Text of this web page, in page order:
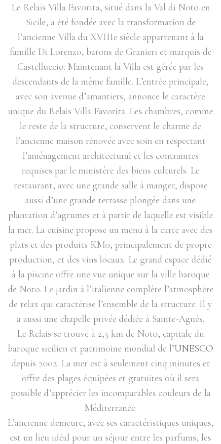
Le Relais Villa Favorita, situé dans la Val di Noto en
Sicile, a été fondée avec la transformation de
l’ancienne Villa du XVIIIe siècle appartenant à la
famille Di Lorenzo, barons de Granieri et marquis de
Castelluccio. Maintenant la Villa est gérée par les
descendants de la même famille. L’entrée principale,
avec son avenue d’amantiers, annonce le caractère
unique du Relais Villa Favorita. Les chambres, comme
le reste de la structure, conservent le charme de
l’ancienne maison rénovée avec soin en respectant
l’aménagement architectural et les contraintes
requises par le ministère des biens culturels. Le
restaurant, avec une grande salle à manger, dispose
aussi d’une grande terrasse plongée dans une
plantation d’agrumes et à partir de laquelle est visible
la mer. La cuisine propose un menu à la carte avec des
plats et des produits KM0, principalement de propre
production, et des vins locaux. Le grand espace dédié
à la piscine offre une vue unique sur la ville baroque
de Noto. Le jardin à l’italienne complète l’atmosphère
de relax qui caractérise l’ensemble de la structure. Il y
a aussi une chapelle privée dédiée à Sainte-Agnès.
Le Relais se trouve à 2,5 km de Noto, capitale du
baroque sicilien et patrimoine mondial de l’UNESCO
depuis 2002. La mer est à seulement cinq minutes et
offre des plages équipées et gratuites où il sera
possible d’apprécier les incomparables couleurs de la
Méditerranée.
L’ancienne demeure, avec ses caractéristiques uniques,
est un lieu idéal pour un séjour entre les parfums, les